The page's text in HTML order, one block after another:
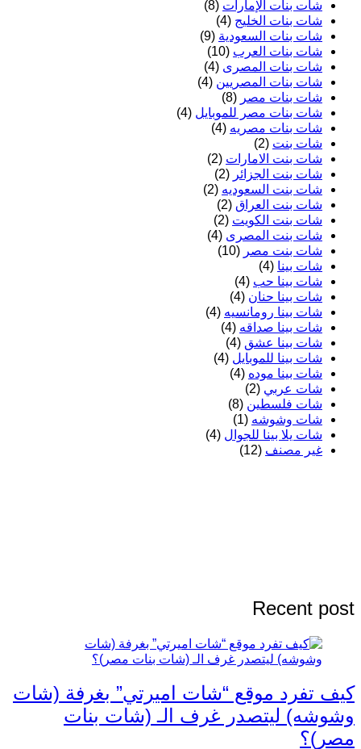
شات بنات الإمارات (8)
شات بنات الخليج (4)
شات بنات السعودية (9)
شات بنات العرب (10)
شات بنات المصرى (4)
شات بنات المصريين (4)
شات بنات مصر (8)
شات بنات مصر للموبايل (4)
شات بنات مصريه (4)
شات بنت (2)
شات بنت الامارات (2)
شات بنت الجزائر (2)
شات بنت السعوديه (2)
شات بنت العراق (2)
شات بنت الكويت (2)
شات بنت المصرى (4)
شات بنت مصر (10)
شات بينا (4)
شات بينا حب (4)
شات بينا حنان (4)
شات بينا رومانسيه (4)
شات بينا صداقه (4)
شات بينا عشق (4)
شات بينا للموبايل (4)
شات بينا موده (4)
شات عربي (2)
شات فلسطين (8)
شات وشوشه (1)
شات يلا بينا للجوال (4)
غير مصنف (12)
Recent post
كيف تفرد موقع “شات اميرتي” بغرفة (شات
وشوشه) ليتصدر غرف الـ (شات بنات
مصر)؟